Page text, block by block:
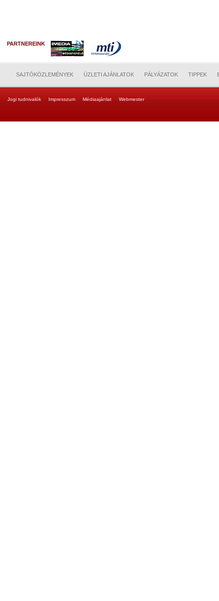
PARTNEREINK
SAJTÓKÖZLEMÉNYEK ÜZLETI AJÁNLATOK PÁLYÁZATOK TIPPEK
Jogi tudnivalók Impresszum Médiaajánlat Webmester